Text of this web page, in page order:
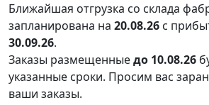
Ближайшая отгрузка со склада
запланирована на 20.08.26 с
30.09.26.
Заказы размещенныедо 10.08.26
указанные сроки. Просим вас
ваши заказы.